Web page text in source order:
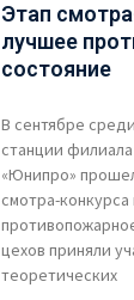
Этап
лучшее
состояние
В сентябре
станции
«Юнипро»
смотра-
цехов приняли
теоретических